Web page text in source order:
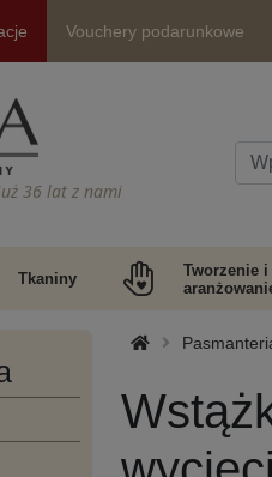
Vouchery podarunkowe
36 lat z nami
Tkaniny
Tworzenie i